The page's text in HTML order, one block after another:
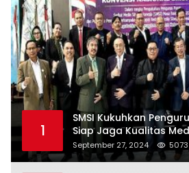
1
SMSI Kukuhkan
Siap Jaga Kualitas
Indonesia
September 27, 2024 5073